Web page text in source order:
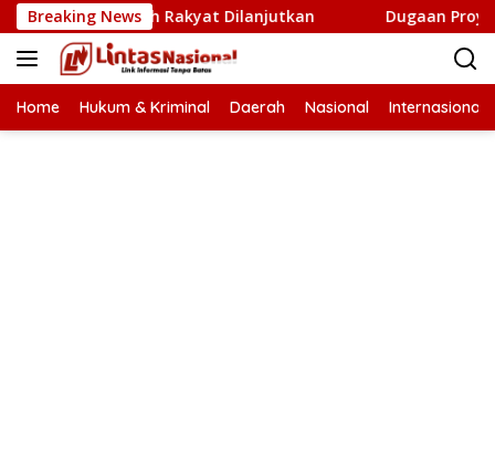
Langsung
ke
konten
Breaking News
Sawah Rakyat Dilanjutkan Dugaan Proyek Aneuk
Home Hukum & Kriminal Daerah Nasional Internasional